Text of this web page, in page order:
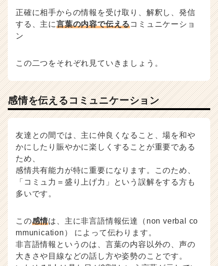
正確に相手からの情報を受け取り、解釈し、発信
する、主に言葉の内容で伝えるコミュニケーショ
ン
この二つをそれぞれ見ていきましょう。
感情を伝えるコミュニケーション
友達との間では、主に仲良くなること、場を和や
かにしたり賑やかに楽しくすることが重要である
ため、
感情共有能力が特に重要になります。このため、
「コミュ力＝盛り上げ力」という誤解をする方も
多いです。
この感情は、主に非言語情報伝達（non verbal co
mmunication） によって伝わります。
非言語情報というのは、言葉の内容以外の、声の
大きさや目線などの話し方や姿勢のことです。